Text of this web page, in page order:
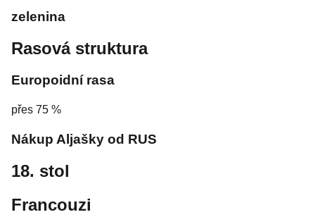
zelenina
Rasová struktura
Europoidní rasa
přes 75 %
Nákup Aljašky od RUS
18. stol
Francouzi